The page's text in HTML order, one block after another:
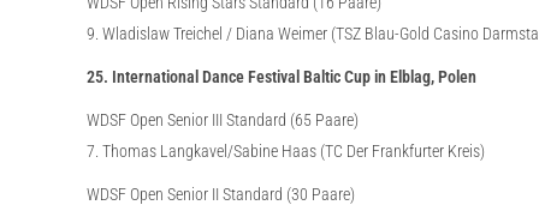
9. Wladislaw Treichel / Diana Weimer (TSZ Blau-Gold Casino
25. International Dance Festival Baltic Cup in Elblag, Polen
WDSF Open Senior III Standard (65 Paare)
7. Thomas Langkavel/Sabine Haas (TC Der Frankfurter Kreis)
WDSF Open Senior II Standard (30 Paare)